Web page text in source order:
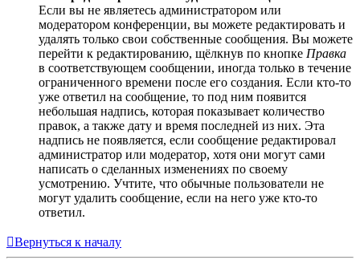
Если вы не являетесь администратором или
модератором конференции, вы можете редактировать и
удалять только свои собственные сообщения. Вы можете
перейти к редактированию, щёлкнув по кнопке Правка
в соответствующем сообщении, иногда только в течение
ограниченного времени после его создания. Если кто-то
уже ответил на сообщение, то под ним появится
небольшая надпись, которая показывает количество
правок, а также дату и время последней из них. Эта
надпись не появляется, если сообщение редактировал
администратор или модератор, хотя они могут сами
написать о сделанных изменениях по своему
усмотрению. Учтите, что обычные пользователи не
могут удалить сообщение, если на него уже кто-то
ответил.
Вернуться к началу